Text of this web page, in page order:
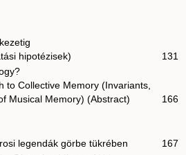
hipotézisek)
131
to Collective Memory (Invariants,
Musical Memory) (Abstract)
166
legendák görbe tükrében
167